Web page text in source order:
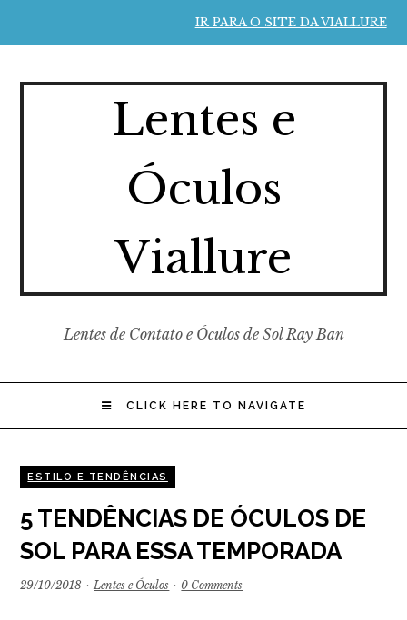
IR PARA O SITE DA VIALLURE
Lentes e
Óculos
Viallure
Lentes de Contato e Óculos de Sol Ray Ban
CLICK HERE TO NAVIGATE
ESTILO E TENDÊNCIAS
5 TENDÊNCIAS DE ÓCULOS DE
SOL PARA ESSA TEMPORADA
29/10/2018 · Lentes e Óculos · 0 Comments